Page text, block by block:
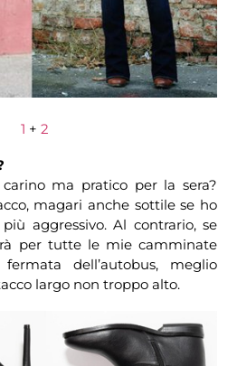
1 + 2
ma pratico per la sera?
magari anche sottile se ho
aggressivo. Al contrario, se
per tutte le mie camminate
dell’autobus, meglio
largo non troppo alto.